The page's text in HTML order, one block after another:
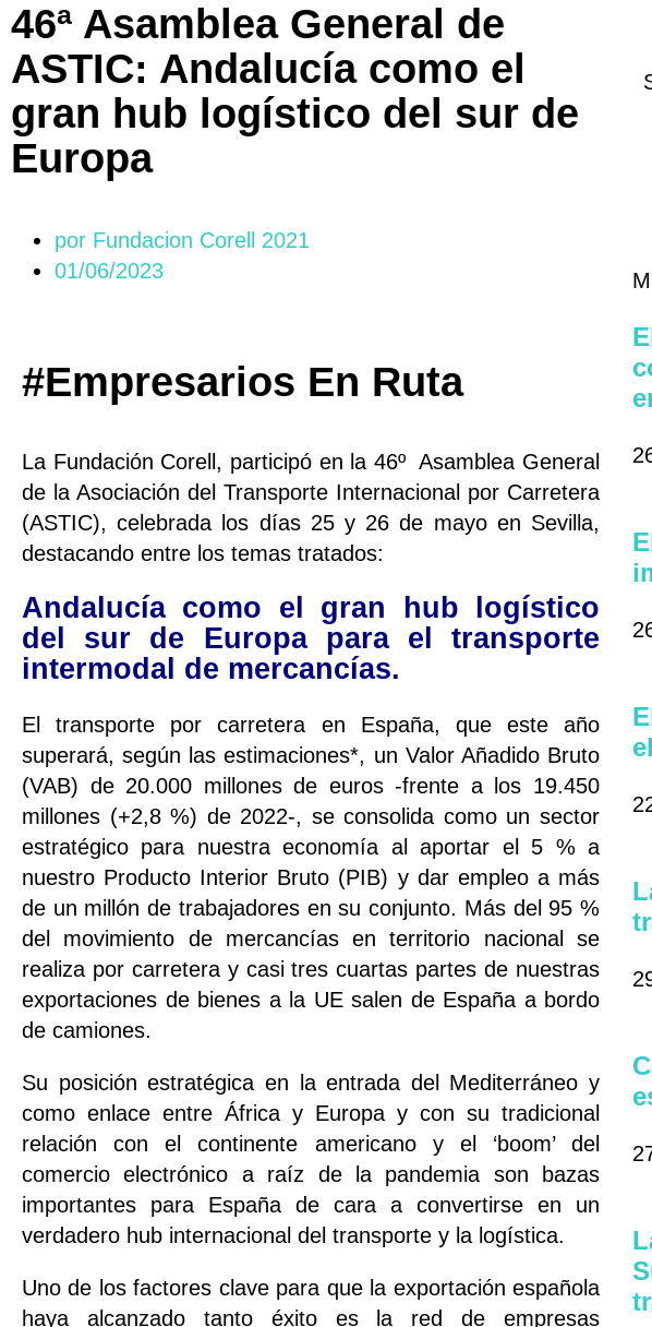
46ª Asamblea General de
ASTIC: Andalucía como el
gran hub logístico del sur de
Europa
por Fundacion Corell 2021
01/06/2023
#Empresarios En Ruta
La Fundación Corell, participó en la 46º Asamblea General
de la Asociación del Transporte Internacional por Carretera
(ASTIC), celebrada los días 25 y 26 de mayo en Sevilla,
destacando entre los temas tratados:
Andalucía como el gran hub logístico
del sur de Europa para el transporte
intermodal de mercancías.
El transporte por carretera en España, que este año
superará, según las estimaciones*, un Valor Añadido Bruto
(VAB) de 20.000 millones de euros -frente a los 19.450
millones (+2,8 %) de 2022-, se consolida como un sector
estratégico para nuestra economía al aportar el 5 % a
nuestro Producto Interior Bruto (PIB) y dar empleo a más
de un millón de trabajadores en su conjunto. Más del 95 %
del movimiento de mercancías en territorio nacional se
realiza por carretera y casi tres cuartas partes de nuestras
exportaciones de bienes a la UE salen de España a bordo
de camiones.
Su posición estratégica en la entrada del Mediterráneo y
como enlace entre África y Europa y con su tradicional
relación con el continente americano y el ‘boom’ del
comercio electrónico a raíz de la pandemia son bazas
importantes para España de cara a convertirse en un
verdadero hub internacional del transporte y la logística.
Uno de los factores clave para que la exportación española
haya alcanzado tanto éxito es la red de empresas